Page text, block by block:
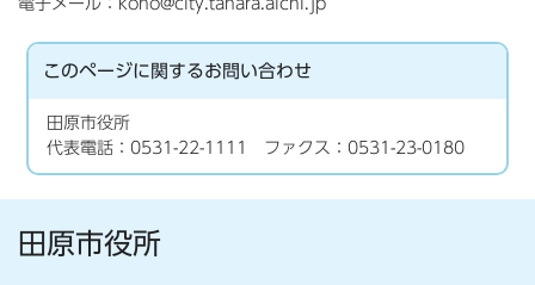
このページに関するお問い合わせ
田原市役所
代表電話：0531-22-1111 ファクス：0531-23-0180
田原市役所